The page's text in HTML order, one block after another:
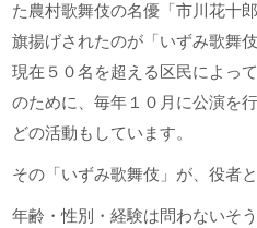
た農村歌舞伎の名優「市川花十
旗揚げされたのが「いずみ歌舞伎
現在５０名を超える区民によっ
のために、毎年１０月に公演を
どの活動もしています。
その「いずみ歌舞伎」が、役者
年齢・性別・経験は問わないそ